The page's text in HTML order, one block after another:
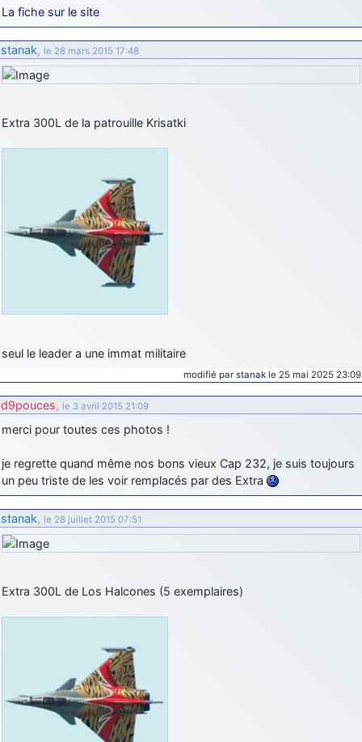
La fiche sur le site
stanak, le 28 mars 2015 17:48
Extra 300L de la patrouille Krisatki
seul le leader a une immat militaire
modifié par stanak le 25 mai 2025 23:09
d9pouces, le 3 avril 2015 21:09
merci pour toutes ces photos !
je regrette quand même nos bons vieux Cap 232, je suis toujours
un peu triste de les voir remplacés par des Extra
stanak, le 28 juillet 2015 07:51
Extra 300L de Los Halcones (5 exemplaires)